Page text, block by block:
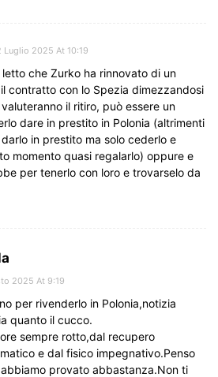
Luglio 2025 At 10:19
che Zurko ha rinnovato di un
contratto con lo Spezia dimezzandosi
valuteranno il ritiro, può essere un
dare in prestito in Polonia (altrimenti
in prestito ma solo cederlo e
momento quasi regalarlo) oppure e
per tenerlo con loro e trovarselo da
2025 At 9:19
per rivenderlo in Polonia,notizia
quanto il cucco.
sempre rotto,dal recupero
e dal fisico impegnativo.Penso
provato abbastanza.Non ti